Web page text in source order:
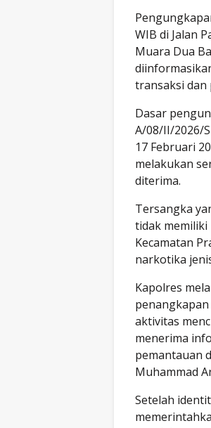
WIB di Jalan
Muara Dua
transaksi dan
Dasar
A/08/II/2026/
17 Februari
melakukan
diterima.
Tersangka
tidak memiliki
Kecamatan
narkotika
Kapolres
aktivitas
menerima
pemantauan
Muhammad
Setelah